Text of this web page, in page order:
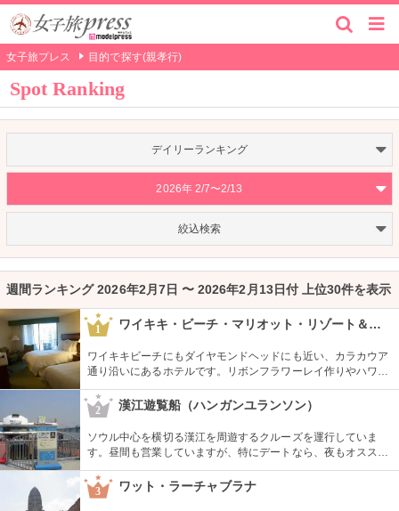
女子旅プレス 目的で探す(親孝行)
Spot Ranking
デイリーランキング
2026年 2/7〜2/13
絞込検索
週間ランキング 2026年2月7日 〜 2026年2月13日付 上位30件を表示
1 ワイキキ・ビーチ・マリオット・リゾート＆スパ
ワイキキビーチにもダイヤモンドヘッドにも近い、カラカウア
通り沿いにあるホテルです。リボンフラワーレイ作りやハワイ
アンキルト作りのハワイカルチャーのレッスンも好評です。ハ
ワイアンキルトの巨匠が作ったキルト型も買うことができま
す。
2 漢江遊覧船（ハンガンユランソン）
ソウル中心を横切る漢江を周遊するクルーズを運行していま
す。昼間も営業していますが、特にデートなら、夜もオススメ
です。橋や周辺のビル群がライトアップされてキレイ。ロマン
チックなソウルの夜景を水上から眺めることができます。
3 ワット・ラーチャブラナ